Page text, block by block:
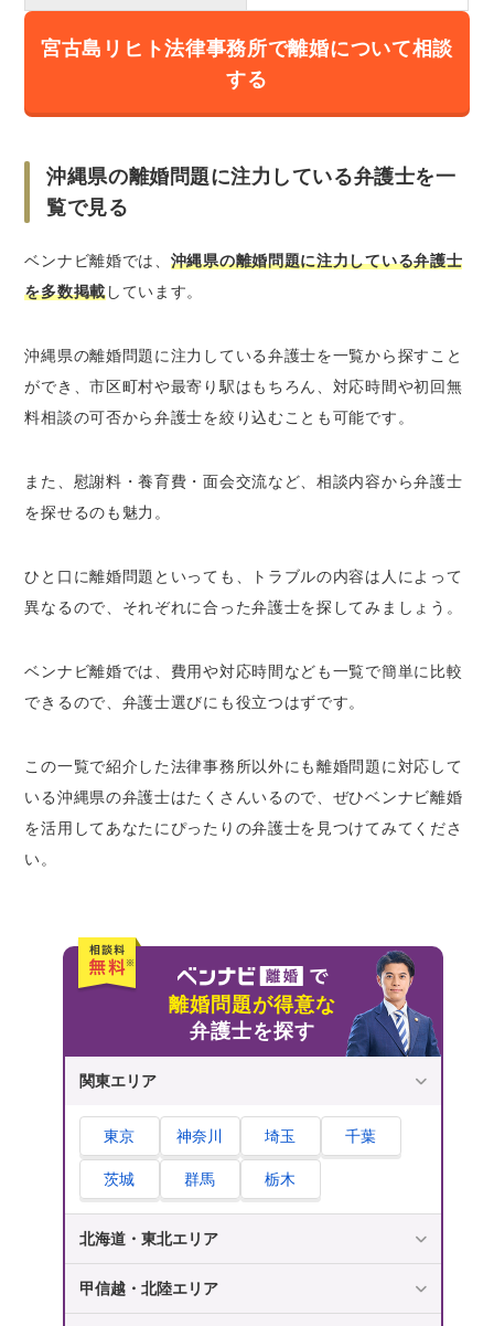
宮古島リヒト法律事務所で離婚について相談
する
沖縄県の離婚問題に注力している弁護士を一
覧で見る
ベンナビ離婚では、 沖縄県の離婚問題に注力している弁護士
を多数掲載しています。
沖縄県の離婚問題に注力している弁護士を一覧から探すこと
ができ、市区町村や最寄り駅はもちろん、対応時間や初回無
料相談の可否から弁護士を絞り込むことも可能です。
また、慰謝料・養育費・面会交流など、相談内容から弁護士
を探せるのも魅力。
ひと口に離婚問題といっても、トラブルの内容は人によって
異なるので、それぞれに合った弁護士を探してみましょう。
ベンナビ離婚では、費用や対応時間なども一覧で簡単に比較
できるので、弁護士選びにも役立つはずです。
この一覧で紹介した法律事務所以外にも離婚問題に対応して
いる沖縄県の弁護士はたくさんいるので、ぜひベンナビ離婚
を活用してあなたにぴったりの弁護士を見つけてみてくださ
い。
離婚問題が得意な
弁護士を探す
関東エリア
東京 神奈川 埼玉 千葉
茨城 群馬 栃木
北海道・東北エリア
甲信越・北陸エリア